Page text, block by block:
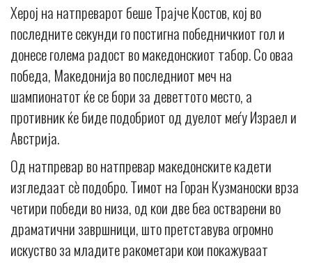
Херој на натпреварот беше Трајче Костов, кој во
последните секунди го постигна победничкиот гол и
донесе голема радост во македонскиот табор. Со оваа
победа, Македонија во последниот меч на
шампионатот ќе се бори за деветтото место, а
противник ќе биде подобриот од дуелот меѓу Израел и
Австрија.
Од натпревар во натпревар македонските кадети
изгледаат сè подобро. Тимот на Горан Кузманоски врза
четири победи во низа, од кои две беа остварени во
драматични завршници, што претставува огромно
искуство за младите ракометари кои покажуваат